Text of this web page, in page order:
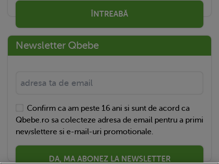
ÎNTREABĂ
Newsletter Qbebe
Confirm ca am peste 16 ani si sunt de acord ca
Qbebe.ro sa colecteze adresa de email pentru a primi
newslettere si e-mail-uri promotionale.
DA, MA ABONEZ LA NEWSLETTER